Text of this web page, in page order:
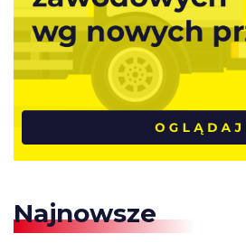
Najnowsze